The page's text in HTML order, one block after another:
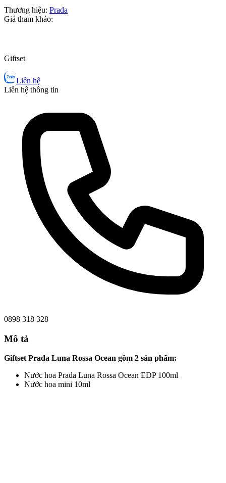
Thương hiệu: Prada
Giá tham khảo:
Giftset
Liên hệ
Liên hệ thông tin
0898 318 328
Mô tả
Giftset Prada Luna Rossa Ocean gồm 2 sản phẩm:
Nước hoa Prada Luna Rossa Ocean EDP 100ml
Nước hoa mini 10ml